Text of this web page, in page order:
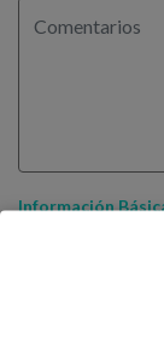
Información
comunicaciones
consentido.
escribiendo un
información